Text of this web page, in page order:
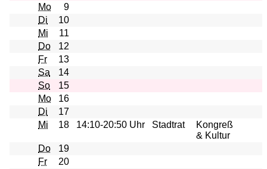
Mo
9
Di
10
Mi
11
Do
12
Fr
13
Sa
14
So
15
Mo
16
Di
17
Mi
18 14:10-20:50 Uhr Stadtrat
Kongreß
& Kultur
Do
19
Fr
20